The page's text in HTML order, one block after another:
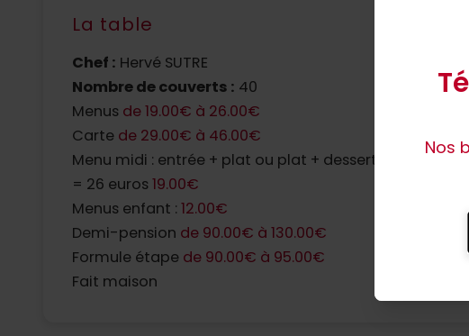
La table
Chef : Hervé SUTRE
Nombre de couverts : 40
Menus de 19.00€ à 26.00€
Carte de 29.00€ à 46.00€
Menu midi : entrée + plat ou plat + dessert
= 26 euros19.00€
Menus enfant : 12.00€
Demi-pension de 90.00€ à 130.00€
Formule étape de 90.00€ à 95.00€
Fait maison
Nos